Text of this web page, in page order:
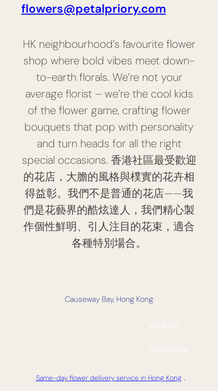
flowers@petalpriory.com
HK neighbourhood’s favourite flower
shop where bold vibes meet down-
to-earth florals. We’re not your
average florist – we’re the cool kids
of the flower game, crafting flower
bouquets that pop with personality
and turn heads for all the right
special occasions. 香港社區最受歡迎
的花店，大膽的風格與樸實的花卉相
得益彰。我們不是普通的花店——我
們是花藝界的酷炫達人，我們精心製
作個性鮮明、引人注目的花束，適合
各種特別場合。
Causeway Bay, Hong Kong
Same-day flower delivery service in Hong Kong ,